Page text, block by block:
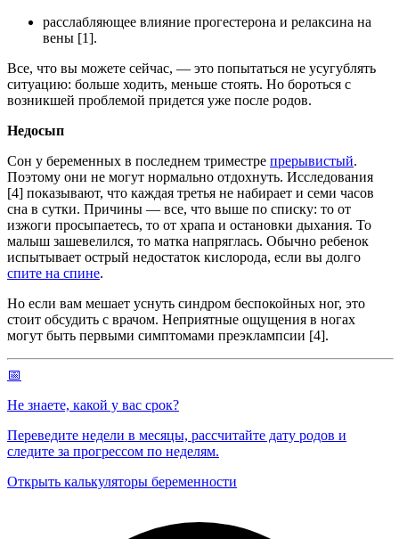
расслабляющее влияние прогестерона и релаксина на
вены [1].
Все, что вы можете сейчас, — это попытаться не усугублять
ситуацию: больше ходить, меньше стоять. Но бороться с
возникшей проблемой придется уже после родов.
Недосып
Сон у беременных в последнем триместре прерывистый.
Поэтому они не могут нормально отдохнуть. Исследования
[4] показывают, что каждая третья не набирает и семи часов
сна в сутки. Причины — все, что выше по списку: то от
изжоги просыпаетесь, то от храпа и остановки дыхания. То
малыш зашевелился, то матка напряглась. Обычно ребенок
испытывает острый недостаток кислорода, если вы долго
спите на спине.
Но если вам мешает уснуть синдром беспокойных ног, это
стоит обсудить с врачом. Неприятные ощущения в ногах
могут быть первыми симптомами преэклампсии [4].
📅
Не знаете, какой у вас срок?
Переведите недели в месяцы, рассчитайте дату родов и
следите за прогрессом по неделям.
Открыть калькуляторы беременности